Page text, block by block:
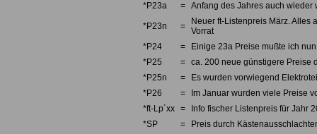
*P23a
= Anfang des Jahres auch
*P23n =
Neuer ft-Listenpreis März. Alles
Vorrat
*P24
=
Einige 23a Preise mußte ich
*P25
= ca. 200 neue günstigere Preise
*P25n
=
Es wurden vorwiegend
*P26
=
Im Januar wurden viele Preise
*ft-Lp´xx =
Info fischer Listenpreis für Jahr
*SP
=
Preis durch